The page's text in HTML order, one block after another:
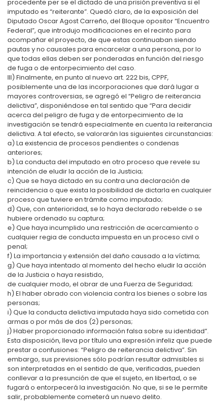
procedente per se el dictado de una prisión preventiva si el
imputado es “reiterante”. Quedó claro, de la exposición del
Diputado Oscar Agost Carreño, del Bloque opositor “Encuentro
Federal”, que introdujo modificaciones en el recinto para
acompañar el proyecto, de que estas continuaban siendo
pautas y no causales para encarcelar a una persona, por lo
que todas ellas deben ser ponderadas en función del riesgo
de fuga o de entorpecimiento del caso.
III) Finalmente, en punto al nuevo art. 222 bis, CPPF,
posiblemente una de las incorporaciones que dará lugar a
mayores controversias, se agregó el “Peligro de reiterancia
delictiva”, disponiéndose en tal sentido que “Para decidir
acerca del peligro de fuga y de entorpecimiento de la
investigación se tendrá especialmente en cuenta la reiterancia
delictiva. A tal efecto, se valorarán las siguientes circunstancias:
a) La existencia de procesos pendientes o condenas
anteriores;
b) La conducta del imputado en otro proceso que revele su
intención de eludir la acción de la Justicia;
c) Que se haya dictado en su contra una declaración de
reincidencia o que exista la posibilidad de dictarla en cualquier
proceso que tuviere en trámite como imputado;
d) Que, con anterioridad, se lo haya declarado rebelde o se
hubiere ordenado su captura;
e) Que haya incumplido una restricción de acercamiento o
cualquier regia de conducta impuesta en un proceso civil o
penal;
f) La importancia y extensión del daño causado a la víctima;
g) Que haya intentado al momento del hecho eludir la acción
de la Justicia o haya resistido,
de cualquier modo, el obrar de una Fuerza de Seguridad;
h) El haber obrado con violencia contra los bienes o sobre las
personas;
i) Que la conducta delictiva imputada haya sido cometida con
armas o por más de dos (2) personas;
j) Haber proporcionado información falsa sobre su identidad”.
Esta disposición, lleva por título una expresión infeliz que puede
prestar a confusiones: “Peligro de reiterancia delictiva”. Sin
embargo, sus previsiones sólo podrían resultar admisibles si
son interpretadas en el sentido de que, verificadas, pueden
conllevar a la presunción de que el sujeto, en libertad, o se
fugará o entorpecerá la investigación. No que, si se le permite
salir, probablemente cometerá un nuevo delito.